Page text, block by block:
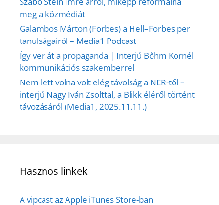
meg a közmédiát
Galambos Márton (Forbes) a Hell–Forbes per
tanulságairól – Media1 Podcast
Így ver át a propaganda | Interjú Bőhm Kornél
kommunikációs szakemberrel
Nem lett volna volt elég távolság a NER-től –
interjú Nagy Iván Zsolttal, a Blikk éléről történt
távozásáról (Media1, 2025.11.11.)
Hasznos linkek
A vipcast az Apple iTunes Store-ban